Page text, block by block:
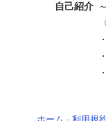
自己紹介